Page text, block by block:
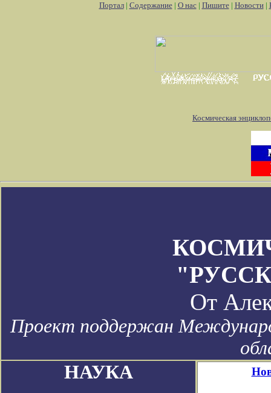
Портал| Содержание| О нас| Пишите| Новости|
Космическая
От
Проект поддержан
НАУКА